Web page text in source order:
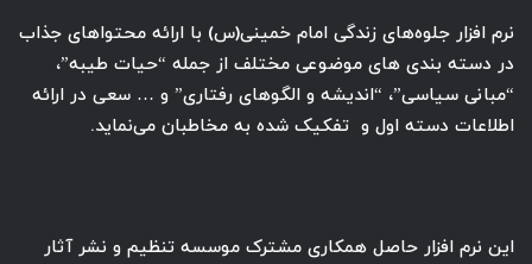
نرم افزار جلوه‌های زندگی امام خمینی‌(س) با ارائه محتواهای جذاب
در دسته بندی های موضوعی مختلف از جمله “حیات طیبه”،
“مبانی سیاسی”، “اندیشه و الگوهای رفتاری” و … سعی در ارائه
اطلاعات دسته اول و تفکیک شده به مخاطبان می‌نماید.
این نرم افزار حاصل همکاری مشترک موسسه تنظیم و نشر آثار